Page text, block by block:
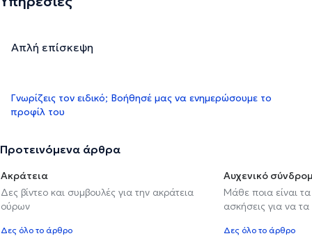
Απλή επίσκεψη
Γνωρίζεις τον ειδικό; Βοήθησέ μας να ενημερώσουμε το
προφίλ του
Προτεινόμενα άρθρα
Ακράτεια
Δες βίντεο και συμβουλές για την ακράτεια
ούρων
Δες όλο το άρθρο
Αυχενικό
Μάθε ποια είναι
ασκήσεις για να τα
Δες όλο το άρθρο